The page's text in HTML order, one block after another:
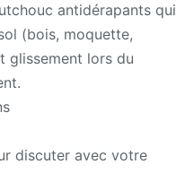
antidérapants qui
(bois, moquette,
glissement lors du
discuter avec votre